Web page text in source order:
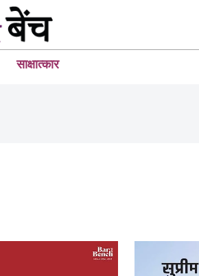
साक्षात्कार